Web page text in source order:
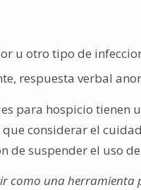
u otro tipo de
respuesta verbal
para hospicio tienen
considerar el
de suspender el uso
como una